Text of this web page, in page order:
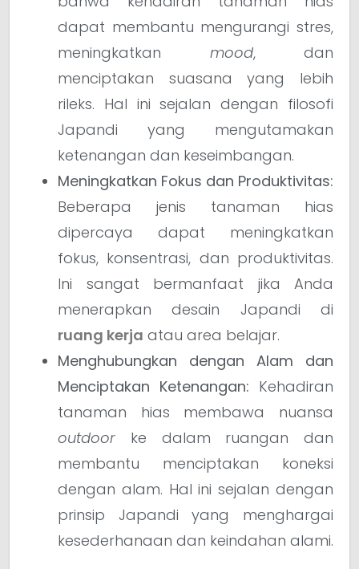
dapat membantu mengurangi stres,
meningkatkan mood, dan
menciptakan suasana yang lebih
rileks. Hal ini sejalan dengan filosofi
Japandi yang mengutamakan
ketenangan dan keseimbangan.
Meningkatkan Fokus dan Produktivitas:
Beberapa jenis tanaman hias
dipercaya dapat meningkatkan
fokus, konsentrasi, dan produktivitas.
Ini sangat bermanfaat jika Anda
menerapkan desain Japandi di
ruang kerja atau area belajar.
Menghubungkan dengan Alam dan
Menciptakan Ketenangan: Kehadiran
tanaman hias membawa nuansa
outdoor ke dalam ruangan dan
membantu menciptakan koneksi
dengan alam. Hal ini sejalan dengan
prinsip Japandi yang menghargai
kesederhanaan dan keindahan alami.